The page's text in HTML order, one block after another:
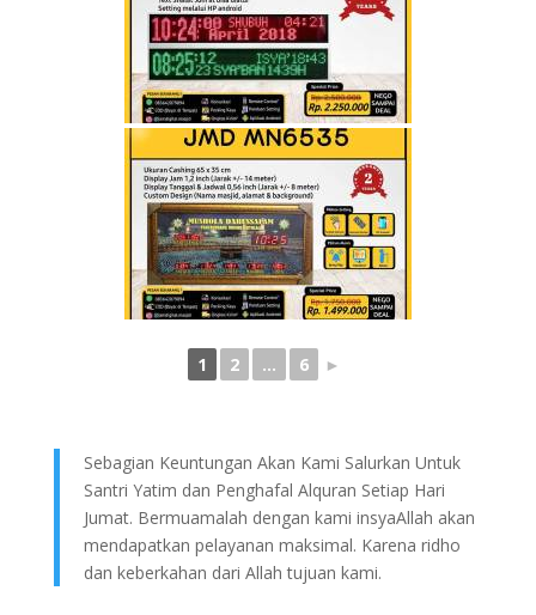
1 2 ... 6 ►
Sebagian Keuntungan Akan Kami Salurkan Untuk
Santri Yatim dan Penghafal Alquran Setiap Hari
Jumat. Bermuamalah dengan kami insyaAllah akan
mendapatkan pelayanan maksimal. Karena ridho
dan keberkahan dari Allah tujuan kami.